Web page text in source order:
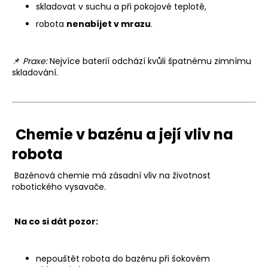
skladovat v suchu a při pokojové teplotě,
robota nenabíjet v mrazu.
📌 Praxe:Nejvíce baterií odchází kvůli špatnému zimnímu
skladování.
Chemie v bazénu a její vliv na
robota
Bazénová chemie má zásadní vliv na životnost
robotického vysavače.
Na co si dát pozor:
nepouštět robota do bazénu při šokovém